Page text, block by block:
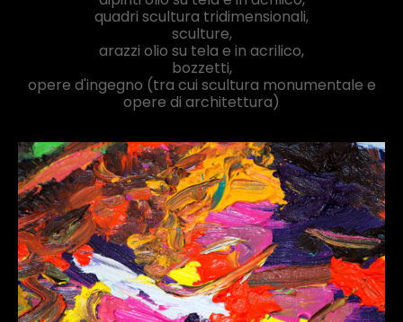
quadri scultura tridimensionali,
sculture,
arazzi olio su tela e in acrilico,
bozzetti,
opere d'ingegno (tra cui scultura monumentale e
opere di architettura)